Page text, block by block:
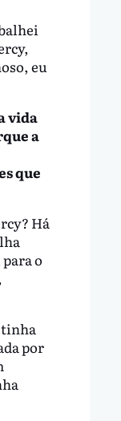
eu
vida
a
que
Há
o
tinha
por